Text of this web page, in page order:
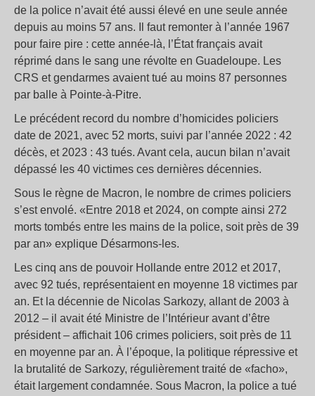
de la police n’avait été aussi élevé en une seule année
depuis au moins 57 ans. Il faut remonter à l’année 1967
pour faire pire : cette année-là, l’État français avait
réprimé dans le sang une révolte en Guadeloupe. Les
CRS et gendarmes avaient tué au moins 87 personnes
par balle à Pointe-à-Pitre.
Le précédent record du nombre d’homicides policiers
date de 2021, avec 52 morts, suivi par l’année 2022 : 42
décès, et 2023 : 43 tués. Avant cela, aucun bilan n’avait
dépassé les 40 victimes ces dernières décennies.
Sous le règne de Macron, le nombre de crimes policiers
s’est envolé. «Entre 2018 et 2024, on compte ainsi 272
morts tombés entre les mains de la police, soit près de 39
par an» explique Désarmons-les.
Les cinq ans de pouvoir Hollande entre 2012 et 2017,
avec 92 tués, représentaient en moyenne 18 victimes par
an. Et la décennie de Nicolas Sarkozy, allant de 2003 à
2012 – il avait été Ministre de l’Intérieur avant d’être
président – affichait 106 crimes policiers, soit près de 11
en moyenne par an. À l’époque, la politique répressive et
la brutalité de Sarkozy, régulièrement traité de «facho»,
était largement condamnée. Sous Macron, la police a tué